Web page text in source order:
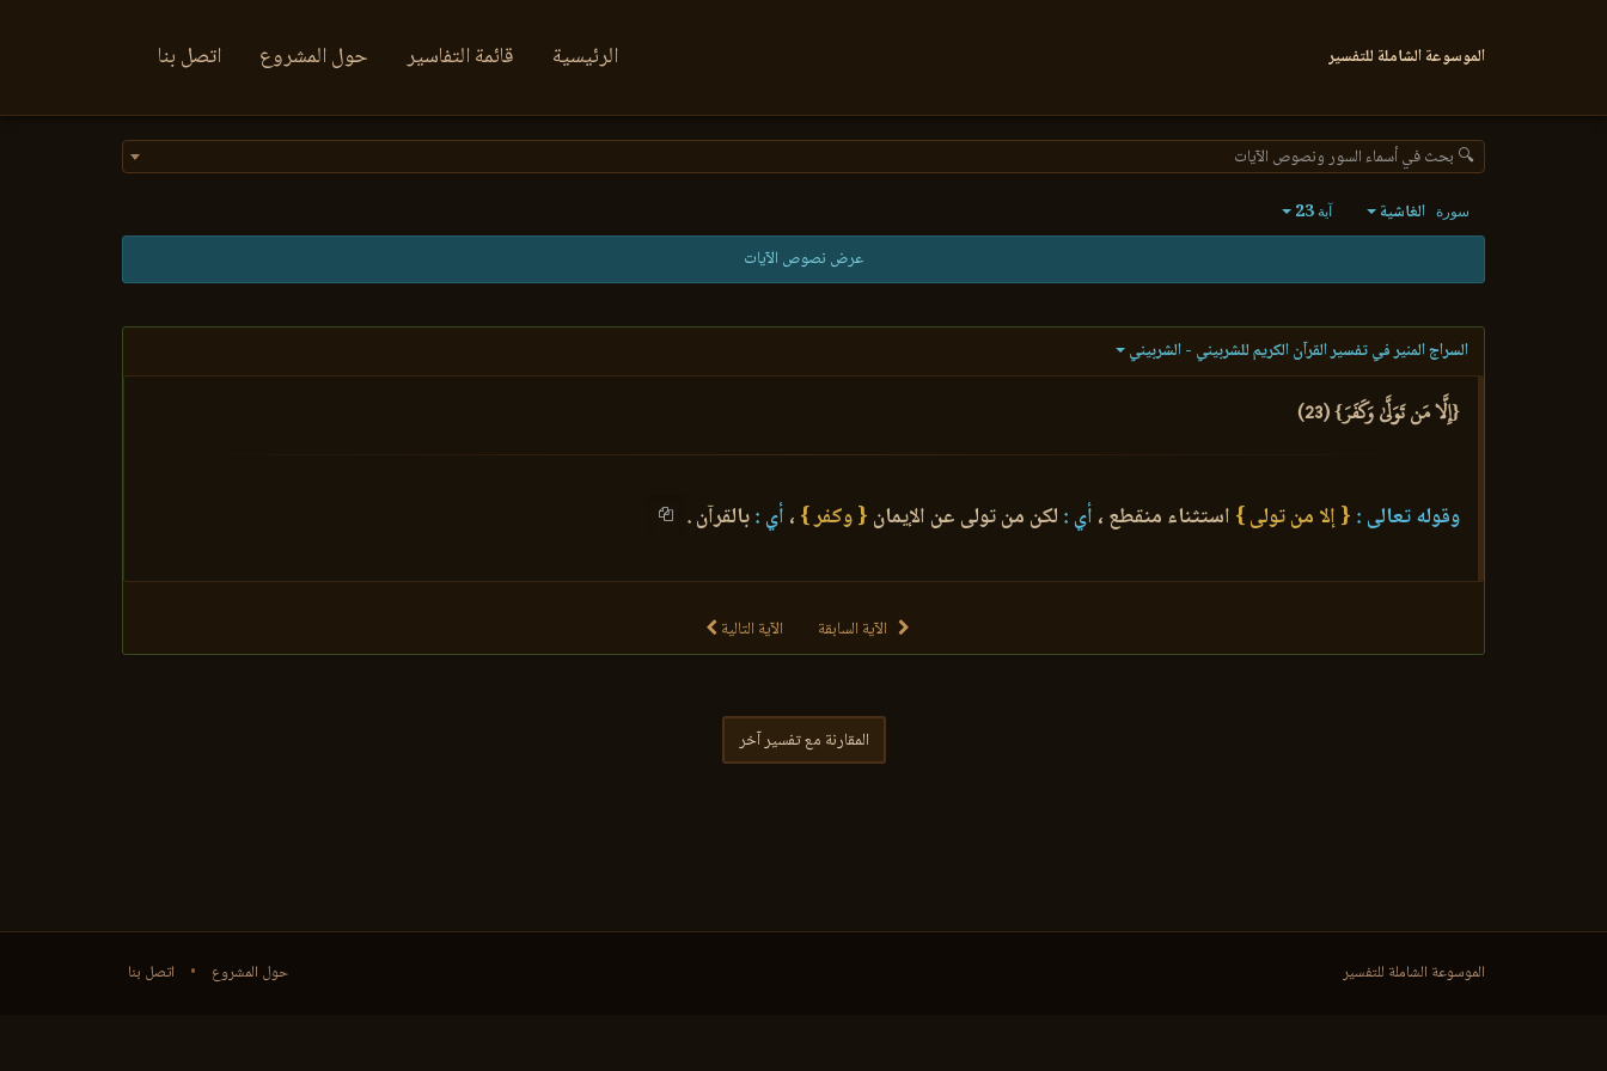
الموسوعة الشاملة للتفسير الرئيسية قائمة التفاسير حول المشروع اتصل بنا
🔍 بحث في أسماء السور ونصوص الآيات
سورة الغاشية آية 23
عرض نصوص الآيات
السراج المنير في تفسير القرآن الكريم للشربيني - الشربيني
{إِلَّا مَن تَوَلَّىٰ وَكَفَرَ} (23)
وقوله تعالى : { إلا من تولى } استثناء منقطع ، أي : لكن من تولى عن الإيمان { وكفر } ، أي :بالقرآن .
الآية السابقة الآية التالية
المقارنة مع تفسير آخر
حول المشروع • اتصل بنا الموسوعة الشاملة للتفسير